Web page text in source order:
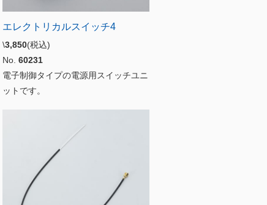
エレクトリカルスイッチ4
\3,850(税込)
No. 60231
電子制御タイプの電源用スイッチユニ
ットです。